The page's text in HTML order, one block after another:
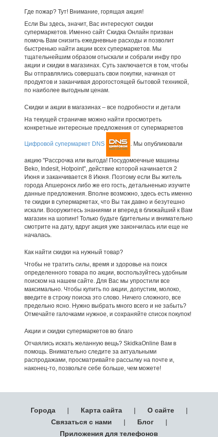
Где пожар? Тут! Внимание, горящая акция!
Если Вы здесь, значит, Вас интересуют скидки
супермаркетов. Именно сайт Скидка Онлайн призван
помочь Вам снизить ежедневные расходы и позволит
быстренько найти акции всех супермаркетов. Мы
тщательнейшим образом отыскали и собрали инфу про
акции и скидки в магазинах. Суть заключается в том, чтобы
Вы отправлялись совершать свои покупки, начиная от
продуктов и заканчивая дорогостоящей бытовой техникой,
по наиболее выгодным ценам.
Скидки и акции в магазинах – все подробности и детали
На текущей страничке можно найти просмотреть
конкретные интересные предложения от супермаркетов
Цифровой супермаркет DNS . Мы опубликовали
акцию "Рассрочка или выгода! Посудомоечные машины
Beko, Indesit, Hotpoint", действие которой начинается 2
Июня и заканчивается 8 Июня. Поэтому если Вы житель
города Апшеронск либо же его гость, детальненько изучите
данные предложения. Вполне возможно, здесь есть именно
те скидки в супермаркетах, что Вы так давно и безутешно
искали. Вооружитесь знаниями и вперед в ближайший к Вам
магазин на шопинг! Только будьте бдительны и внимательно
смотрите на дату, вдруг акция уже закончилась или еще не
началась.
Как найти скидки на нужный товар?
Чтобы не тратить силы, время и здоровье на поиск
определенного товара по акции, воспользуйтесь удобным
поиском на нашем сайте. Для Вас мы упростили все
максимально. Чтобы купить по акции, допустим, молоко,
введите в строку поиска это слово. Ничего сложного, все
предельно ясно. Нужно выбрать много всего и не забыть?
Отмечайте галочками нужное, и сохраняйте список покупок!
Акции и скидки супермаркетов во благо
Отчаялись искать желанную вещь? SkidkaOnline Вам в
помощь. Внимательно следите за актуальными
распродажами, просматривайте рассылку на почте и,
наконец-то, позвольте себе больше, чем можете!
Города | Карта сайта | О сайте
|
Связаться с нами
| Блог
|
Приложения для телефонов